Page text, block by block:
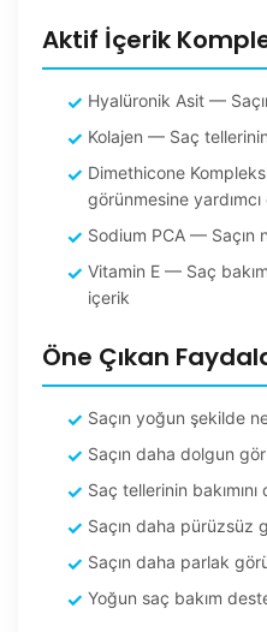
Aktif İçerik
Hyalüronik Asit —
Kolajen — Saç
Dimethicone
görünmesine yardımcı
Sodium PCA — Saçın
Vitamin E — Saç
içerik
Öne Çıkan
Saçın yoğun şekilde
Saçın daha dolgun
Saç tellerinin
Saçın daha pürüzsüz
Saçın daha parlak
Yoğun saç bakım